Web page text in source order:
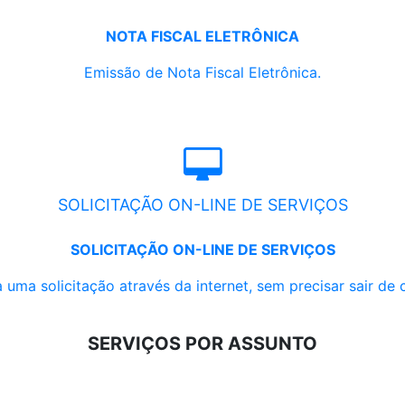
NOTA FISCAL ELETRÔNICA
Emissão de Nota Fiscal Eletrônica.
SOLICITAÇÃO ON-LINE DE SERVIÇOS
SOLICITAÇÃO ON-LINE DE SERVIÇOS
uma solicitação através da internet, sem precisar sair de
SERVIÇOS POR ASSUNTO